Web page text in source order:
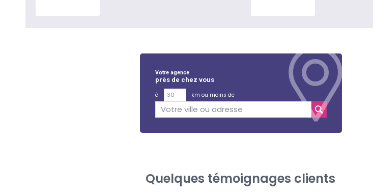
Votre agence
près de chez vous
à
km ou moins de
Quelques témoignages clients